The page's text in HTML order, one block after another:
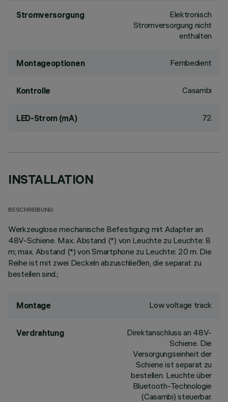
Stromversorgung
Elektronisch
Stromversorgung nicht
enthalten
Montageoptionen Fernbedient
Kontrolle Casambi
LED-Strom (mA) 72
INSTALLATION
BESCHREIBUNG
Werkzeuglose mechanische Befestigung mit Adapter an
48V-Schiene. Max. Abstand (*) von Leuchte zu Leuchte: 8
m; max. Abstand (*) von Smartphone zu Leuchte: 20 m. Die
Reihe ist mit zwei Deckeln abzuschließen, die separat zu
bestellen sind.;
Montage Low voltage track
Verdrahtung
Direktanschluss an 48V-
Schiene. Die
Versorgungseinheit der
Schiene ist separat zu
bestellen. Leuchte über
Bluetooth-Technologie
(Casambi) steuerbar.